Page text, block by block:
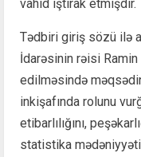
vahid iştirak etmişdir.
Tədbiri giriş sözü ilə
İdarəsinin rəisi
edilməsində
inkişafında rolunu
etibarlılığını,
statistika